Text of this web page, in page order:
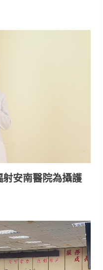
射安南醫院為攝護